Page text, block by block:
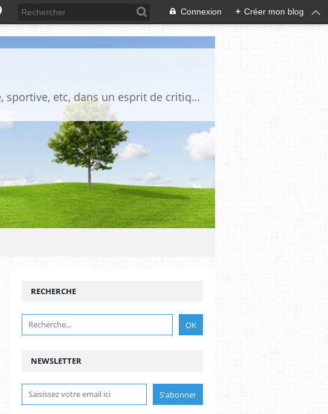
Connexion + Créer mon blog
Blog destiné à commenter l'actualité, politique, économique, culturelle, sportive, etc, dans un esprit de critique philosophique, d'esprit chrétien et français.La collaboration des lecteurs est souhaitée, de même que la courtoisie, et l'esprit de tolérance.
NEWSLETTER
RECHERCHE